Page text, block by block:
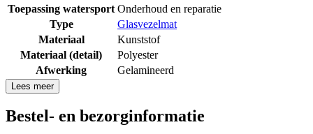
Toepassing watersport Onderhoud en reparatie
Type
Glasvezelmat
Materiaal
Kunststof
Materiaal (detail)
Polyester
Afwerking
Gelamineerd
Lees meer
Bestel- en bezorginformatie